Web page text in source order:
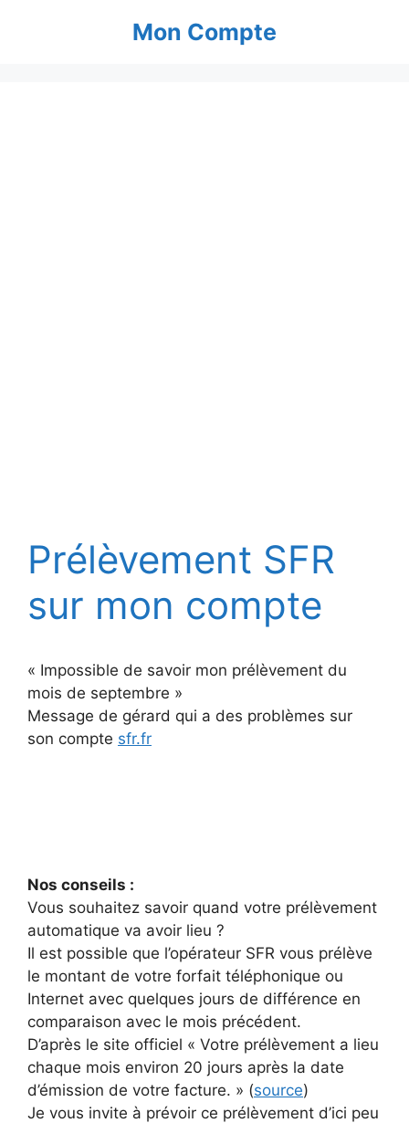
Mon Compte
Prélèvement SFR
sur mon compte
« Impossible de savoir mon prélèvement du
mois de septembre »
Message de gérard qui a des problèmes sur
son compte sfr.fr
Nos conseils :
Vous souhaitez savoir quand votre prélèvement
automatique va avoir lieu ?
Il est possible que l’opérateur SFR vous prélève
le montant de votre forfait téléphonique ou
Internet avec quelques jours de différence en
comparaison avec le mois précédent.
D’après le site officiel « Votre prélèvement a lieu
chaque mois environ 20 jours après la date
d’émission de votre facture. » (source)
Je vous invite à prévoir ce prélèvement d’ici peu